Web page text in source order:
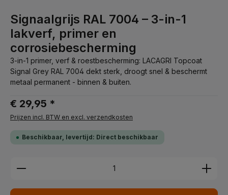
Signaalgrijs RAL 7004 – 3-in-1
lakverf, primer en
corrosiebescherming
3-in-1 primer, verf & roestbescherming: LACAGRI Topcoat
Signal Grey RAL 7004 dekt sterk, droogt snel & beschermt
metaal permanent - binnen & buiten.
€ 29,95 *
Prijzen incl. BTW en excl. verzendkosten
Beschikbaar, levertijd: Direct beschikbaar
Producthoeveelheid: Voer de gewenste